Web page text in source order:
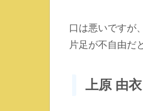
口は悪いですが
片足が不自由だ
上原 由